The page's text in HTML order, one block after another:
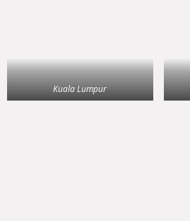
Kuala Lumpur